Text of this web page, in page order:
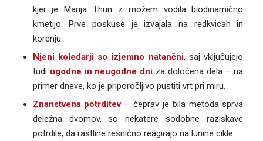
kjer je Marija Thun z možem vodila biodinamično
kmetijo. Prve poskuse je izvajala na redkvicah in
korenju.
Njeni koledarji so izjemno natančni, saj vključujejo
tudi ugodne in neugodne dni za določena dela – na
primer dneve, ko je priporočljivo pustiti vrt pri miru.
Znanstvena potrditev– čeprav je bila metoda sprva
deležna dvomov, so nekatere sodobne raziskave
potrdile, da rastline resnično reagirajo na lunine cikle.